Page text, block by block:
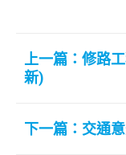
上一篇：修路
新)
下一篇：交通